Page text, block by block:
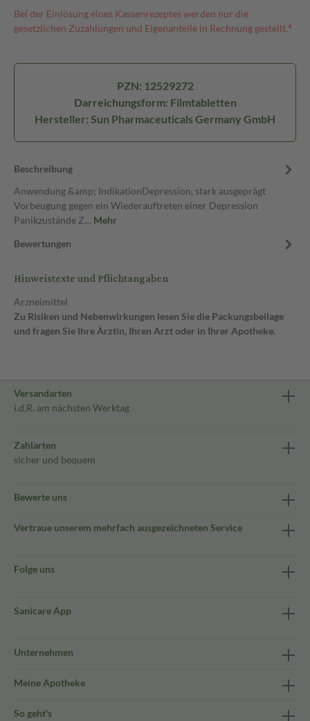
Bei der Einlösung eines Kassenrezeptes werden nur die
gesetzlichen Zuzahlungen und Eigenanteile in Rechnung gestellt.⁴
PZN: 12529272
Darreichungsform: Filmtabletten
Hersteller: Sun Pharmaceuticals Germany GmbH
Beschreibung
Anwendung &amp; IndikationDepression, stark ausgeprägt
Vorbeugung gegen ein Wiederauftreten einer Depression
Panikzustände Z… Mehr
Bewertungen
Hinweistexte und Pflichtangaben
Arzneimittel
Zu Risiken und Nebenwirkungen lesen Sie die Packungsbeilage
und fragen Sie Ihre Ärztin, Ihren Arzt oder in Ihrer Apotheke.
Versandarten
i.d.R. am nächsten Werktag
Zahlarten
sicher und bequem
Bewerte uns
Vertraue unserem mehrfach ausgezeichneten Service
Folge uns
Sanicare App
Unternehmen
Meine Apotheke
So geht's